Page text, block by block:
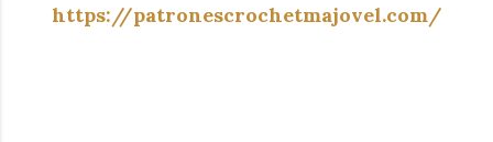
https://patronescrochetmajovel.com/